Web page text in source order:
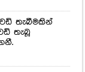
තැබීමකින්
තැබූ